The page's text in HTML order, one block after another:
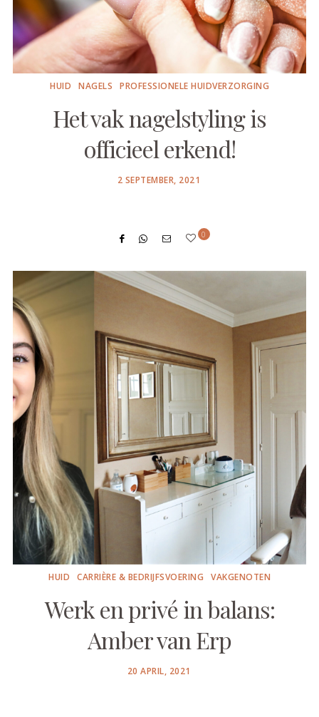
HUID NAGELS PROFESSIONELE HUIDVERZORGING
Het vak nagelstyling is
officieel erkend!
POSTED
2 SEPTEMBER, 2021
0
HUID CARRIÈRE & BEDRIJFSVOERING VAKGENOTEN
Werk en privé in balans:
Amber van Erp
POSTED
20 APRIL, 2021